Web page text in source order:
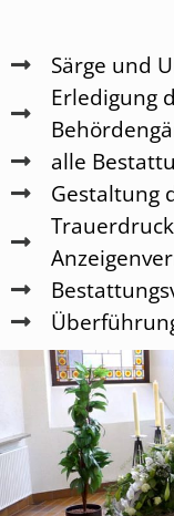
Särge und
Erledigung
alle
Gestaltung